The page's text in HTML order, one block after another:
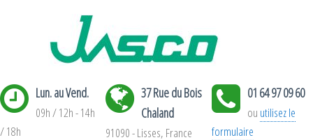
Lun. au Vend.
09h / 12h - 14h
/ 18h
37 Rue du Bois
Chaland
91090 - Lisses, France
01 64 97 09 60
ou utilisez le
formulaire